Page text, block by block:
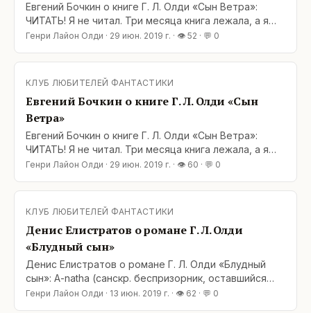
Евгений Бочкин о книге Г. Л. Олди «Сын Ветра»:
ЧИТАТЬ! Я не читал. Три месяца книга лежала, а я
боялся её читать. Знал, что там про смерть. А про
И не ошибся: про смерть. Это не спойлер. У Олди
почти всё про смерть. Потому что пишут про жизнь,
а чем она заканчивается? Правильно! И
Генри Лайон Олди · 29 июн. 2019 г. · 👁 52 · 💬 0
КЛУБ ЛЮБИТЕЛЕЙ ФАНТАСТИКИ
Евгений Бочкин о книге Г. Л. Олди «Сын
Ветра»
Евгений Бочкин о книге Г. Л. Олди «Сын Ветра»:
ЧИТАТЬ! Я не читал. Три месяца книга лежала, а я
боялся её читать. Знал, что там про смерть. А про
И не ошибся: про смерть. Это не спойлер. У Олди
почти всё про смерть. Потому что пишут про жизнь,
а чем она заканчивается? Правильно! И
Генри Лайон Олди · 29 июн. 2019 г. · 👁 60 · 💬 0
КЛУБ ЛЮБИТЕЛЕЙ ФАНТАСТИКИ
Денис Елистратов о романе Г. Л. Олди
«Блудный сын»
Денис Елистратов о романе Г. Л. Олди «Блудный
сын»: A-natha (санскр. беспризорник, оставшийся
без защиты) — начали издалека. Далее беглец/
Генри Лайон Олди · 13 июн. 2019 г. · 👁 62 · 💬 0